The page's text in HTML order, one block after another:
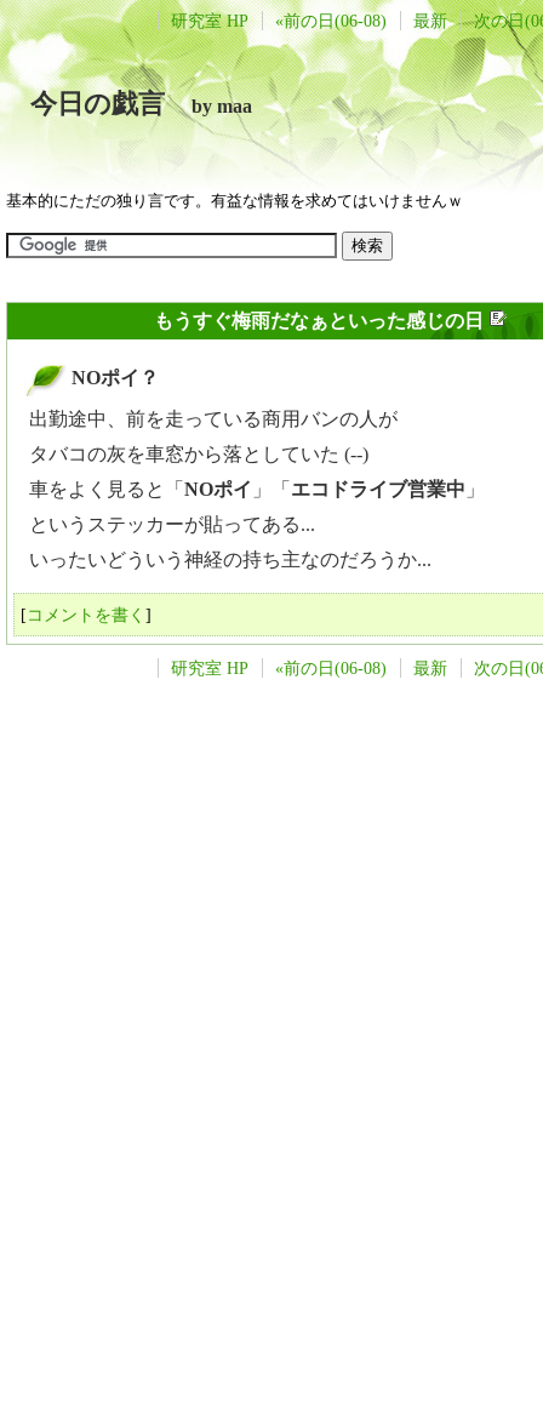
研究室 HP «前の日(06-08) 最新 次の日
今日の戯言by maa
基本的にただの独り言です。有益な情報を求めてはいけませんｗ
もうすぐ梅雨だなぁといった感じの日
NOポイ？
出勤途中、前を走っている商用バンの人が
タバコの灰を車窓から落としていた (--)
車をよく見ると「 NOポイ 」「 エコドライブ営業中 」
というステッカーが貼ってある...
いったいどういう神経の持ち主なのだろうか...
[コメントを書く ]
研究室 HP «前の日(06-08) 最新 次の日